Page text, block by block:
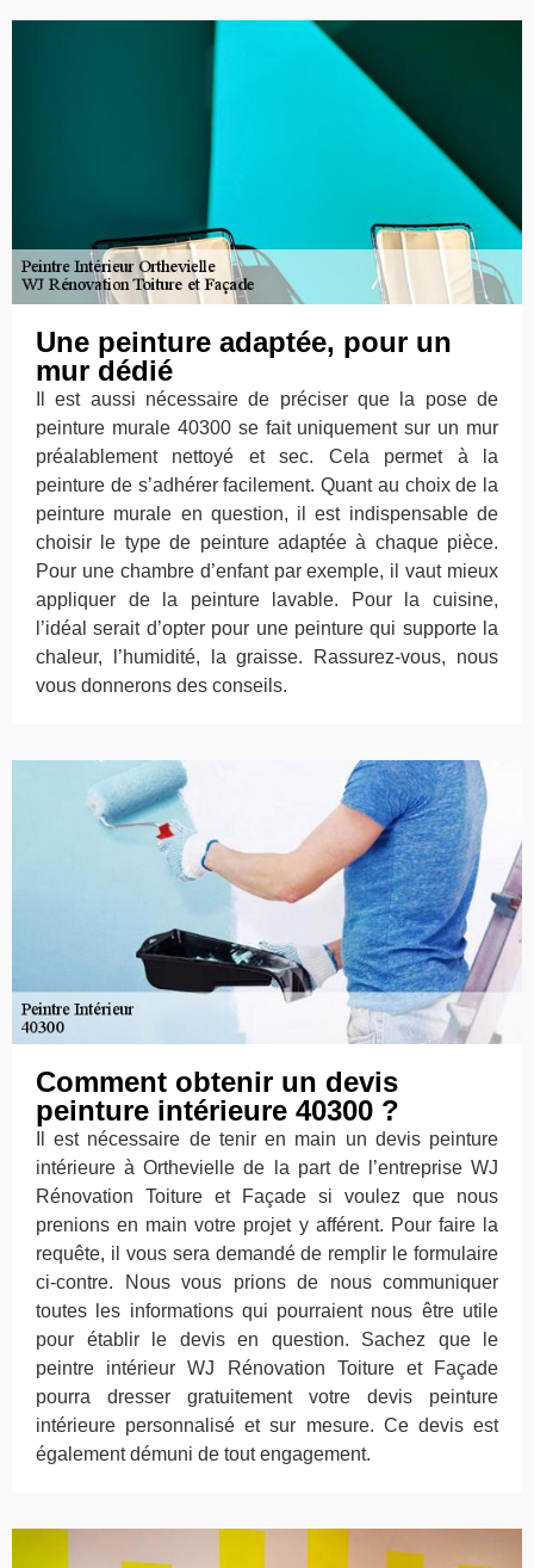
Une peinture adaptée, pour un
mur dédié
Il est aussi nécessaire de préciser que la pose de
peinture murale 40300 se fait uniquement sur un mur
préalablement nettoyé et sec. Cela permet à la
peinture de s’adhérer facilement. Quant au choix de la
peinture murale en question, il est indispensable de
choisir le type de peinture adaptée à chaque pièce.
Pour une chambre d’enfant par exemple, il vaut mieux
appliquer de la peinture lavable. Pour la cuisine,
l’idéal serait d’opter pour une peinture qui supporte la
chaleur, l’humidité, la graisse. Rassurez-vous, nous
vous donnerons des conseils.
Comment obtenir un devis
peinture intérieure 40300 ?
Il est nécessaire de tenir en main un devis peinture
intérieure à Orthevielle de la part de l’entreprise WJ
Rénovation Toiture et Façade si voulez que nous
prenions en main votre projet y afférent. Pour faire la
requête, il vous sera demandé de remplir le formulaire
ci-contre. Nous vous prions de nous communiquer
toutes les informations qui pourraient nous être utile
pour établir le devis en question. Sachez que le
peintre intérieur WJ Rénovation Toiture et Façade
pourra dresser gratuitement votre devis peinture
intérieure personnalisé et sur mesure. Ce devis est
également démuni de tout engagement.